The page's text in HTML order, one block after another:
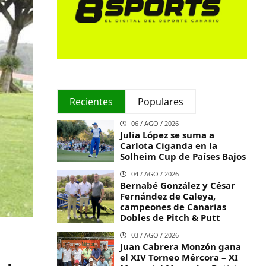
Recientes Populares
06 / AGO / 2026
Julia López se suma a
Carlota Ciganda en la
Solheim Cup de Países Bajos
04 / AGO / 2026
Bernabé González y César
Fernández de Caleya,
campeones de Canarias
Dobles de Pitch & Putt
03 / AGO / 2026
Juan Cabrera Monzón gana
el XIV Torneo Mércora – XI